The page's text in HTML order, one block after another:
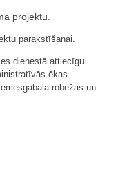
projektu.
parakstīšanai.
dienestā attiecīgu
ēkas
robežas un